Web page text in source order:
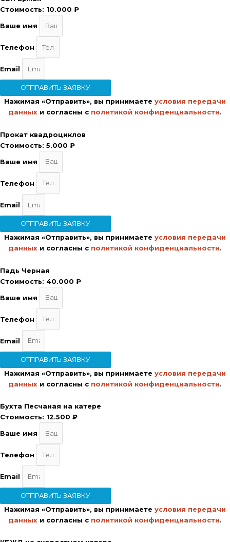
Стоимость: 10.000 ₽
Ваше имя
Телефон
Email
ОТПРАВИТЬ ЗАЯВКУ
Нажимая «Отправить», вы принимаете условия передачи
данных и согласны с политикой конфиденциальности.
Прокат квадроциклов
Стоимость: 5.000 ₽
Ваше имя
Телефон
Email
ОТПРАВИТЬ ЗАЯВКУ
Нажимая «Отправить», вы принимаете условия передачи
данных и согласны с политикой конфиденциальности.
Падь Черная
Стоимость: 40.000 ₽
Ваше имя
Телефон
Email
ОТПРАВИТЬ ЗАЯВКУ
Нажимая «Отправить», вы принимаете условия передачи
данных и согласны с политикой конфиденциальности.
Бухта Песчаная на катере
Стоимость: 12.500 ₽
Ваше имя
Телефон
Email
ОТПРАВИТЬ ЗАЯВКУ
Нажимая «Отправить», вы принимаете условия передачи
данных и согласны с политикой конфиденциальности.